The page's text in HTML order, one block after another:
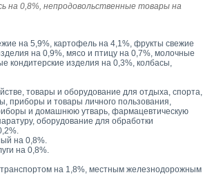
на 0,8%, непродовольственные товары на
на 5,9%, картофель на 4,1%, фрукты свежие
на 0,9%, мясо и птицу на 0,7%, молочные
кондитерские изделия на 0,3%, колбасы,
товары и оборудование для отдыха, спорта,
приборы и товары личного пользования,
и домашнюю утварь, фармацевтическую
оборудование для обработки
на 0,8%.
на 0,8%.
на 1,8%, местным железнодорожным